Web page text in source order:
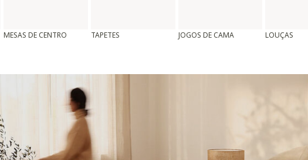
MESAS DE CENTRO TAPETES JOGOS DE CAMA LOUÇAS